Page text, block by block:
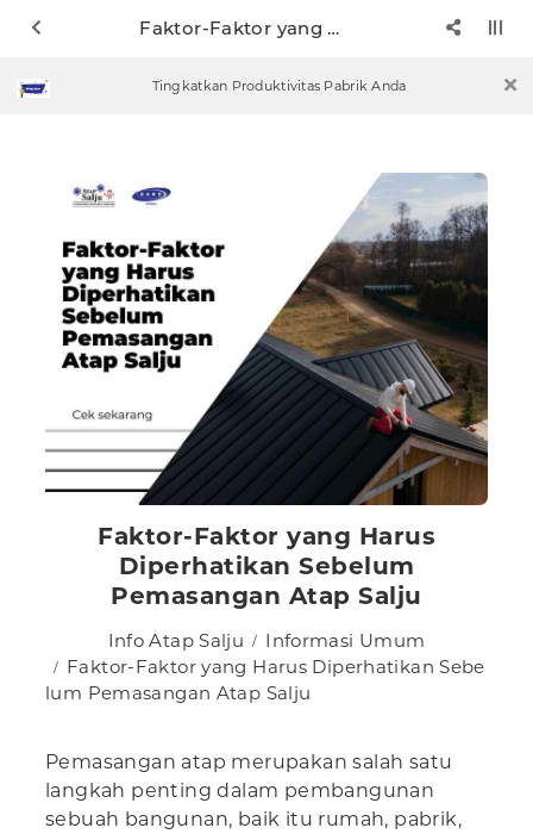
Faktor-Faktor yang Harus Diperhatikan Sebelum Pemasangan Atap Salju
Tingkatkan Produktivitas Pabrik Anda
Faktor-Faktor yang Harus
Diperhatikan Sebelum
Pemasangan Atap Salju
Info Atap Salju
Informasi Umum
Faktor-Faktor yang Harus Diperhatikan Sebe
lum Pemasangan Atap Salju
Pemasangan atap merupakan salah satu
langkah penting dalam pembangunan
sebuah bangunan, baik itu rumah, pabrik,